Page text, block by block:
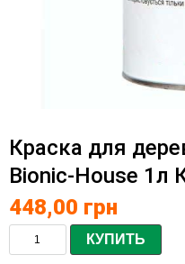
Краска для
Bionic-House 1л
448,00 грн
КУПИТЬ